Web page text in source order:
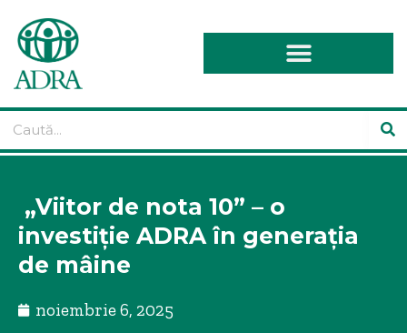
„Viitor de nota 10” – o
investiție ADRA în generația
de mâine
noiembrie 6, 2025